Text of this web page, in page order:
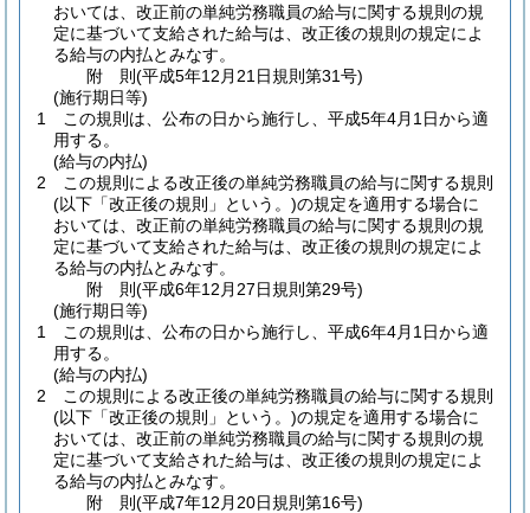
おいては、改正前の単純労務職員の給与に関する規則の規
定に基づいて支給された給与は、改正後の規則の規定によ
る給与の内払とみなす。
附 則(平成5年12月21日規則第31号)
(施行期日等)
1
この規則は、公布の日から施行し、平成5年4月1日から適
用する。
(給与の内払)
2
この規則による改正後の単純労務職員の給与に関する規則
(以下「改正後の規則」という。)の規定を適用する場合に
おいては、改正前の単純労務職員の給与に関する規則の規
定に基づいて支給された給与は、改正後の規則の規定によ
る給与の内払とみなす。
附 則(平成6年12月27日規則第29号)
(施行期日等)
1
この規則は、公布の日から施行し、平成6年4月1日から適
用する。
(給与の内払)
2
この規則による改正後の単純労務職員の給与に関する規則
(以下「改正後の規則」という。)の規定を適用する場合に
おいては、改正前の単純労務職員の給与に関する規則の規
定に基づいて支給された給与は、改正後の規則の規定によ
る給与の内払とみなす。
附 則(平成7年12月20日規則第16号)